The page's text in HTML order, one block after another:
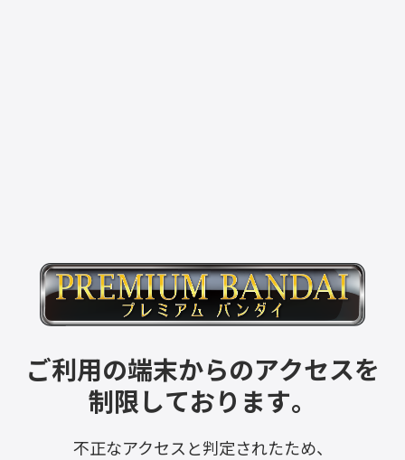
ご利用の端末からのアクセスを
制限しております。
不正なアクセスと判定されたため、